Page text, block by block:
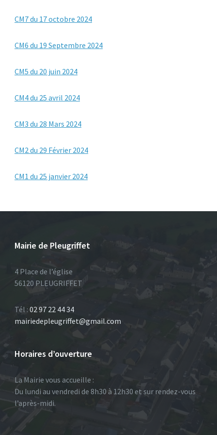
CM7 du 17 octobre 2024
CM6 du 19 Septembre 2024
CM5 du 20 juin 2024
CM4 du 25 avril 2024
CM3 du 28 Mars 2024
CM2 du 29 Février 2024
CM1 du 25 janvier 2024
Mairie de Pleugriffet
4 Place de l’église
56120 PLEUGRIFFET
Tél : 02 97 22 44 34
mairiedepleugriffet@gmail.com
Horaires d’ouverture
La Mairie vous accueille :
Du lundi au vendredi de 8h30 à 12h30 et sur rendez-vous
l’après-midi.